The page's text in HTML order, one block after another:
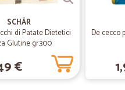
SCHÄR
di Patate Dietetici
Glutine gr.300
€
De cecco